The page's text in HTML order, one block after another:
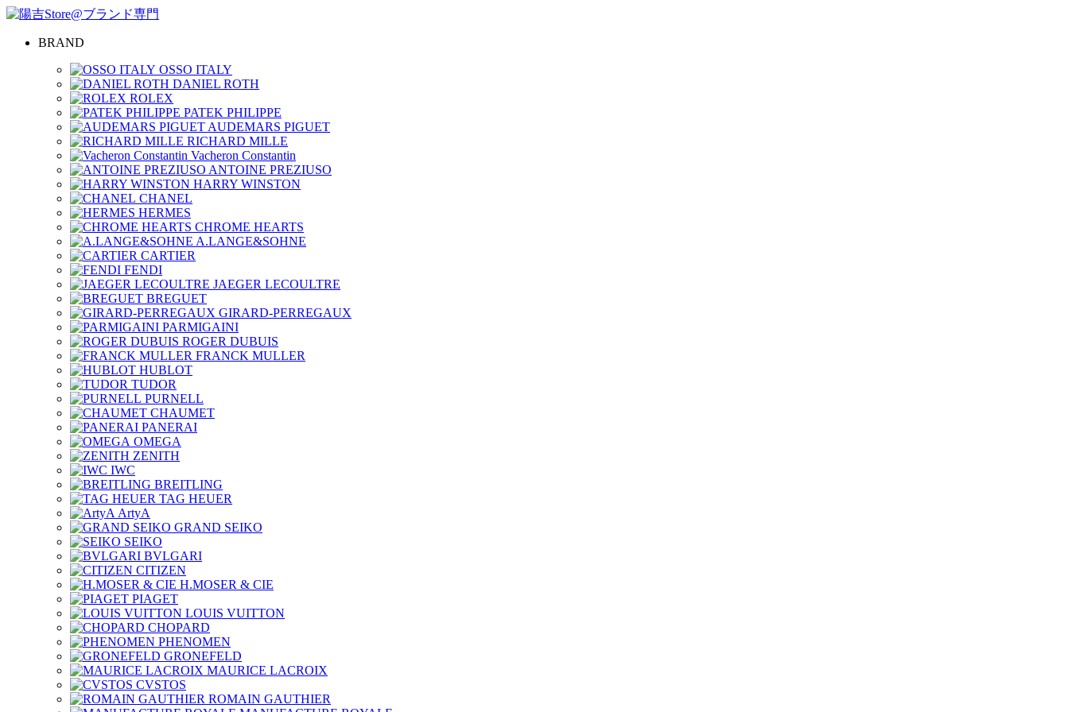
BRAND
OSSO ITALY
DANIEL ROTH
ROLEX
PATEK PHILIPPE
AUDEMARS PIGUET
RICHARD MILLE
Vacheron Constantin
ANTOINE PREZIUSO
HARRY WINSTON
CHANEL
HERMES
CHROME HEARTS
A.LANGE&SOHNE
CARTIER
FENDI
JAEGER LECOULTRE
BREGUET
GIRARD-PERREGAUX
PARMIGAINI
ROGER DUBUIS
FRANCK MULLER
HUBLOT
TUDOR
PURNELL
CHAUMET
PANERAI
OMEGA
ZENITH
IWC
BREITLING
TAG HEUER
ArtyA
GRAND SEIKO
SEIKO
BVLGARI
CITIZEN
H.MOSER & CIE
PIAGET
LOUIS VUITTON
CHOPARD
PHENOMEN
GRONEFELD
MAURICE LACROIX
CVSTOS
ROMAIN GAUTHIER